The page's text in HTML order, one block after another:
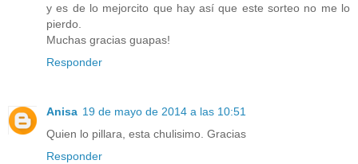
y es de lo mejorcito que hay así que este sorteo no me lo
pierdo.
Muchas gracias guapas!
Responder
Anisa 19 de mayo de 2014 a las 10:51
Quien lo pillara, esta chulisimo. Gracias
Responder